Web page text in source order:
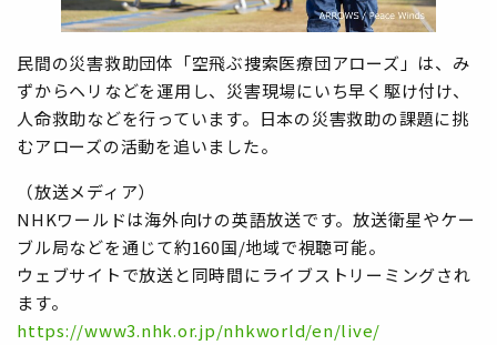
民間の災害救助団体「空飛ぶ捜索医療団アローズ」は、み
ずからヘリなどを運用し、災害現場にいち早く駆け付け、
人命救助などを行っています。日本の災害救助の課題に挑
むアローズの活動を追いました。
（放送メディア）
NHKワールドは海外向けの英語放送です。放送衛星やケー
ブル局などを通じて約160国/地域で視聴可能。
ウェブサイトで放送と同時間にライブストリーミングされ
ます。
https://www3.nhk.or.jp/nhkworld/en/live/